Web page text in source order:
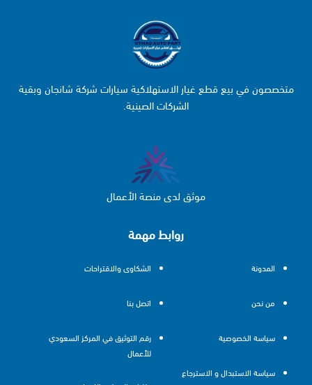
روابط مهمة
المدونة
من نحن
سياسة الخصوصية
سياسة الاستبدال و الاسترجاع
الشكاوى والاقتراحات
اتصل بنا
رقم التوثيق في المركز السعودي
للأعمال
متخصصون في بيع قطع غيار الاستهلاكية سيارات شركة شانجان وبقية
الشركات الصينية.
موثق لدى منصة الأعمال